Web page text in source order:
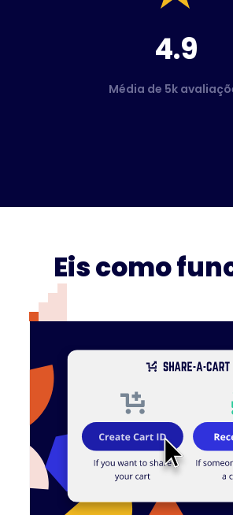
4.9
Média de 5k
Eis como